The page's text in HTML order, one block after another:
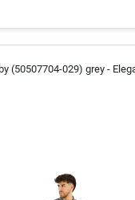
(50507704-029) grey -